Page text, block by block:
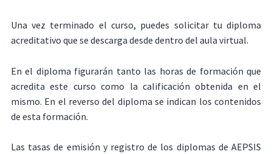
Una vez terminado el curso, puedes solicitar tu diploma
acreditativo que se descarga desde dentro del aula virtual.
En el diploma figurarán tanto las horas de formación que
acredita este curso como la calificación obtenida en el
mismo. En el reverso del diploma se indican los contenidos
de esta formación.
Las tasas de emisión y registro de los diplomas de AEPSIS